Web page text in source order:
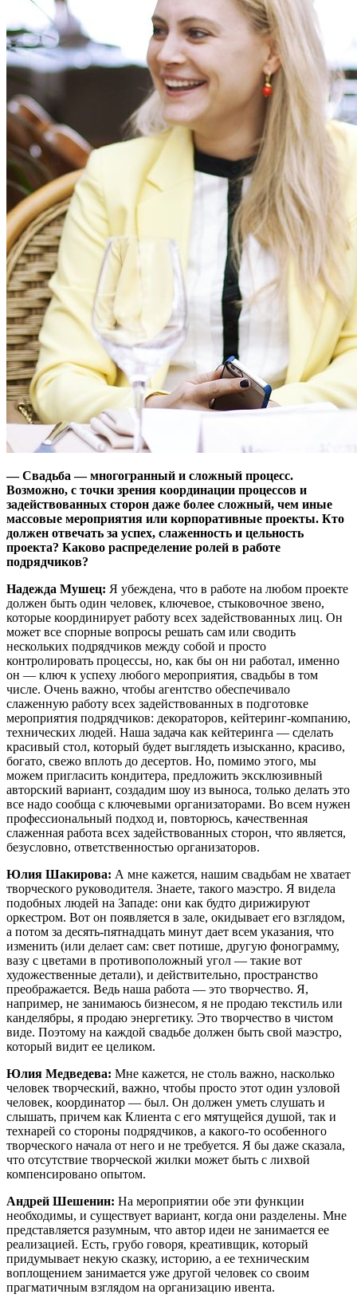
— Свадьба — многогранный и сложный процесс.
Возможно, с точки зрения координации процессов и
задействованных сторон даже более сложный, чем иные
массовые мероприятия или корпоративные проекты. Кто
должен отвечать за успех, слаженность и цельность
проекта? Каково распределение ролей в работе
подрядчиков?
Надежда Мушец: Я убеждена, что в работе на любом проекте
должен быть один человек, ключевое, стыковочное звено,
которые координирует работу всех задействованных лиц. Он
может все спорные вопросы решать сам или сводить
нескольких подрядчиков между собой и просто
контролировать процессы, но, как бы он ни работал, именно
он — ключ к успеху любого мероприятия, свадьбы в том
числе. Очень важно, чтобы агентство обеспечивало
слаженную работу всех задействованных в подготовке
мероприятия подрядчиков: декораторов, кейтеринг-компанию,
технических людей. Наша задача как кейтеринга — сделать
красивый стол, который будет выглядеть изысканно, красиво,
богато, свежо вплоть до десертов. Но, помимо этого, мы
можем пригласить кондитера, предложить эксклюзивный
авторский вариант, создадим шоу из выноса, только делать это
все надо сообща с ключевыми организаторами. Во всем нужен
профессиональный подход и, повторюсь, качественная
слаженная работа всех задействованных сторон, что является,
безусловно, ответственностью организаторов.
Юлия Шакирова: А мне кажется, нашим свадьбам не хватает
творческого руководителя. Знаете, такого маэстро. Я видела
подобных людей на Западе: они как будто дирижируют
оркестром. Вот он появляется в зале, окидывает его взглядом,
а потом за десять-пятнадцать минут дает всем указания, что
изменить (или делает сам: свет потише, другую фонограмму,
вазу с цветами в противоположный угол — такие вот
художественные детали), и действительно, пространство
преображается. Ведь наша работа — это творчество. Я,
например, не занимаюсь бизнесом, я не продаю текстиль или
канделябры, я продаю энергетику. Это творчество в чистом
виде. Поэтому на каждой свадьбе должен быть свой маэстро,
который видит ее целиком.
Юлия Медведева: Мне кажется, не столь важно, насколько
человек творческий, важно, чтобы просто этот один узловой
человек, координатор — был. Он должен уметь слушать и
слышать, причем как Клиента с его мятущейся душой, так и
технарей со стороны подрядчиков, а какого-то особенного
творческого начала от него и не требуется. Я бы даже сказала,
что отсутствие творческой жилки может быть с лихвой
компенсировано опытом.
Андрей Шешенин: На мероприятии обе эти функции
необходимы, и существует вариант, когда они разделены. Мне
представляется разумным, что автор идеи не занимается ее
реализацией. Есть, грубо говоря, креативщик, который
придумывает некую сказку, историю, а ее техническим
воплощением занимается уже другой человек со своим
прагматичным взглядом на организацию ивента.